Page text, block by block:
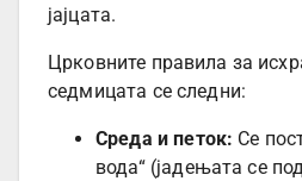
јајцата.
Црковните правила за
седмицата се следни:
Среда и петок: Се
вода“ (јадењата се